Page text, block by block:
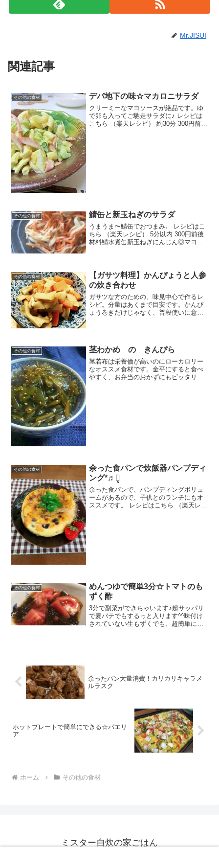
Mr.JISUI
関連記事
その他の食材 デパ地下の味☆マカロニサラダ
クリーミーなマヨソースが絶品です。ゆ
で卵も入ってご馳走サラダに♪ レシピは
こちら （楽天レシピ） 約30分 300円前後
その他の食材 鯖缶と新玉ねぎのサラダ
うまうま〜鯖缶でおつまみ♩ レシピはこ
ちら （楽天レシピ） 5分以内 300円前後
材料鯖水煮缶新玉ねぎにんじん◎マヨネ
その他の食材
【ガサツ料理】かんぴょうと人参
の炊き合わせ
ガサツな方のための、味見中心で作るレ
シピ。分量はあくまで目安です。かんぴ
ょう巻きだけじゃなく、普段使いに意外
その他の食材 茎わかめ の きんぴら
茎若布は栄養価が高いのにローカロリー
なオススメ食材です。金平にすると食べ
やすく、お弁当のおかずにもピッタリで
その他の食材
余った食パンで炊飯器パンプディ
ング*♬೨̣̥
余った食パンで、パンプディングボリュ
ームがあるので、子供とのランチにもオ
ススメです。 レシピはこちら （楽天レシ
その他の食材
めんつゆで簡単3分☆トマトのも
ずく酢
3分で副菜ができちゃいます♪超サッパリ
で夏バテでもするっと入ります^^味付け
されていない生もずくでも、超簡単にも
余ったパン大量消費！カリカリキャラメ
ルラスク
ホットプレートで簡単にできる☆パエリ
ア
ホーム その他の食材
ミスター自炊の家ごはん